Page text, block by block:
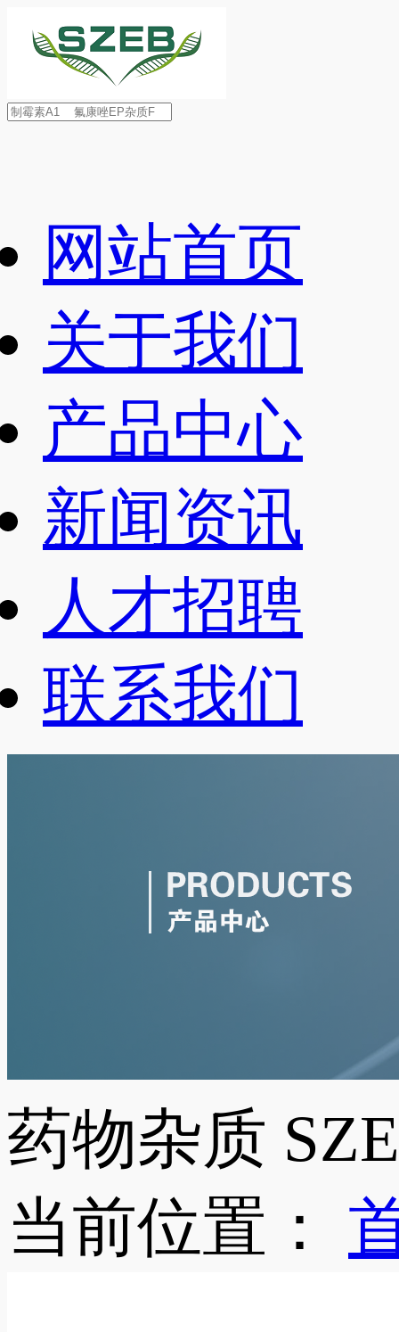
网站首页
关于我们
产品中心
新闻资讯
人才招聘
联系我们
药物杂质
当前位置：